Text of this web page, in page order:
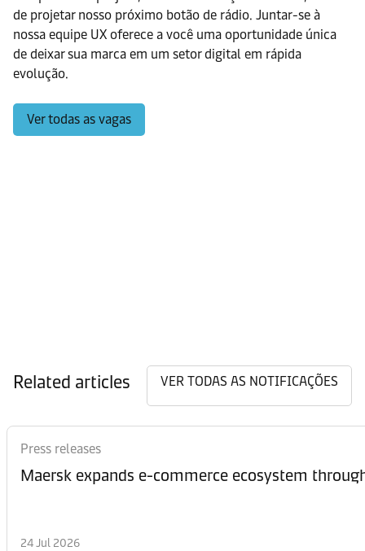
de projetar nosso próximo botão de rádio. Juntar-se à
nossa equipe UX oferece a você uma oportunidade única
de deixar sua marca em um setor digital em rápida
evolução.
Ver todas as vagas
Related articles VER TODAS AS NOTIFICAÇÕES
Press releases
Maersk expands e-commerce ecosystem
24 Jul 2026